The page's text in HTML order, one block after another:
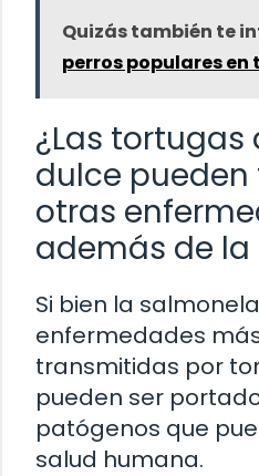
Quizás también te
perros populares en
¿Las tortugas
dulce
otras
además de
Si bien la
enfermedades
transmitidas por
pueden ser
patógenos que
salud humana.